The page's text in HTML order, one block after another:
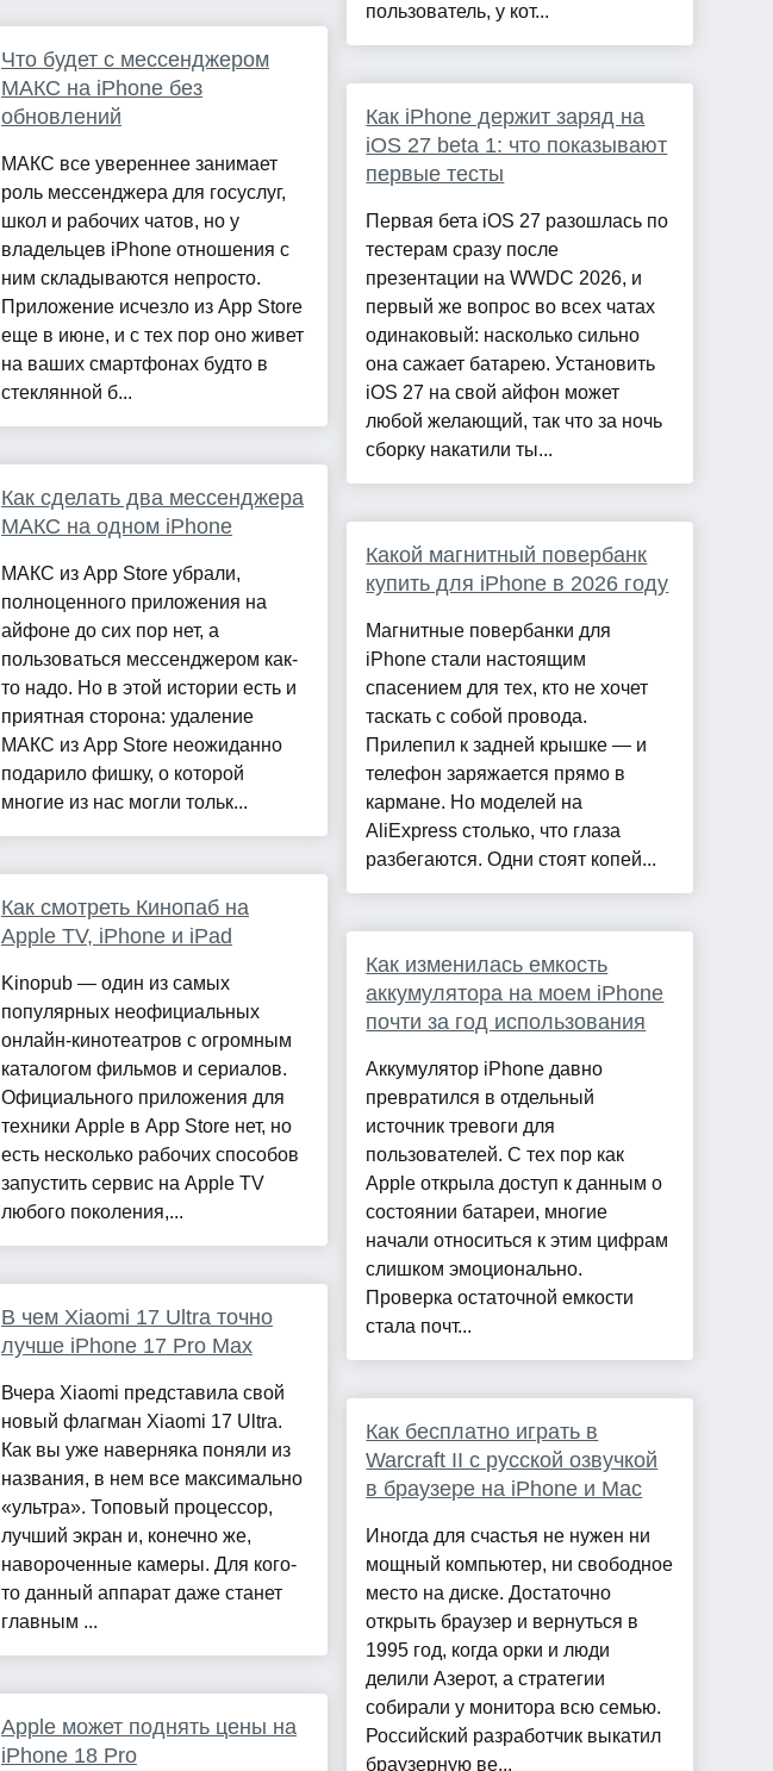
Что будет с мессенджером
МАКС на iPhone без
обновлений
МАКС все увереннее занимает
роль мессенджера для госуслуг,
школ и рабочих чатов, но у
владельцев iPhone отношения с
ним складываются непросто.
Приложение исчезло из App Store
еще в июне, и с тех пор оно живет
на ваших смартфонах будто в
стеклянной б...
Как сделать два мессенджера
МАКС на одном iPhone
МАКС из App Store убрали,
полноценного приложения на
айфоне до сих пор нет, а
пользоваться мессенджером как-
то надо. Но в этой истории есть и
приятная сторона: удаление
МАКС из App Store неожиданно
подарило фишку, о которой
многие из нас могли тольк...
Как смотреть Кинопаб на
Apple TV, iPhone и iPad
Kinopub — один из самых
популярных неофициальных
онлайн-кинотеатров с огромным
каталогом фильмов и сериалов.
Официального приложения для
техники Apple в App Store нет, но
есть несколько рабочих способов
запустить сервис на Apple TV
любого поколения,...
В чем Xiaomi 17 Ultra точно
лучше iPhone 17 Pro Max
Вчера Xiaomi представила свой
новый флагман Xiaomi 17 Ultra.
Как вы уже наверняка поняли из
названия, в нем все максимально
«ультра». Топовый процессор,
лучший экран и, конечно же,
навороченные камеры. Для кого-
то данный аппарат даже станет
главным ...
Apple может поднять цены на
iPhone 18 Pro
пользователь, у кот...
Как iPhone держит заряд на
iOS 27 beta 1: что показывают
первые тесты
Первая бета iOS 27 разошлась по
тестерам сразу после
презентации на WWDC 2026, и
первый же вопрос во всех чатах
одинаковый: насколько сильно
она сажает батарею. Установить
iOS 27 на свой айфон может
любой желающий, так что за ночь
сборку накатили ты...
Какой магнитный повербанк
купить для iPhone в 2026 году
Магнитные повербанки для
iPhone стали настоящим
спасением для тех, кто не хочет
таскать с собой провода.
Прилепил к задней крышке — и
телефон заряжается прямо в
кармане. Но моделей на
AliExpress столько, что глаза
разбегаются. Одни стоят копей...
Как изменилась емкость
аккумулятора на моем iPhone
почти за год использования
Аккумулятор iPhone давно
превратился в отдельный
источник тревоги для
пользователей. С тех пор как
Apple открыла доступ к данным о
состоянии батареи, многие
начали относиться к этим цифрам
слишком эмоционально.
Проверка остаточной емкости
стала почт...
Как бесплатно играть в
Warcraft II с русской озвучкой
в браузере на iPhone и Mac
Иногда для счастья не нужен ни
мощный компьютер, ни свободное
место на диске. Достаточно
открыть браузер и вернуться в
1995 год, когда орки и люди
делили Азерот, а стратегии
собирали у монитора всю семью.
Российский разработчик выкатил
браузерную ве...